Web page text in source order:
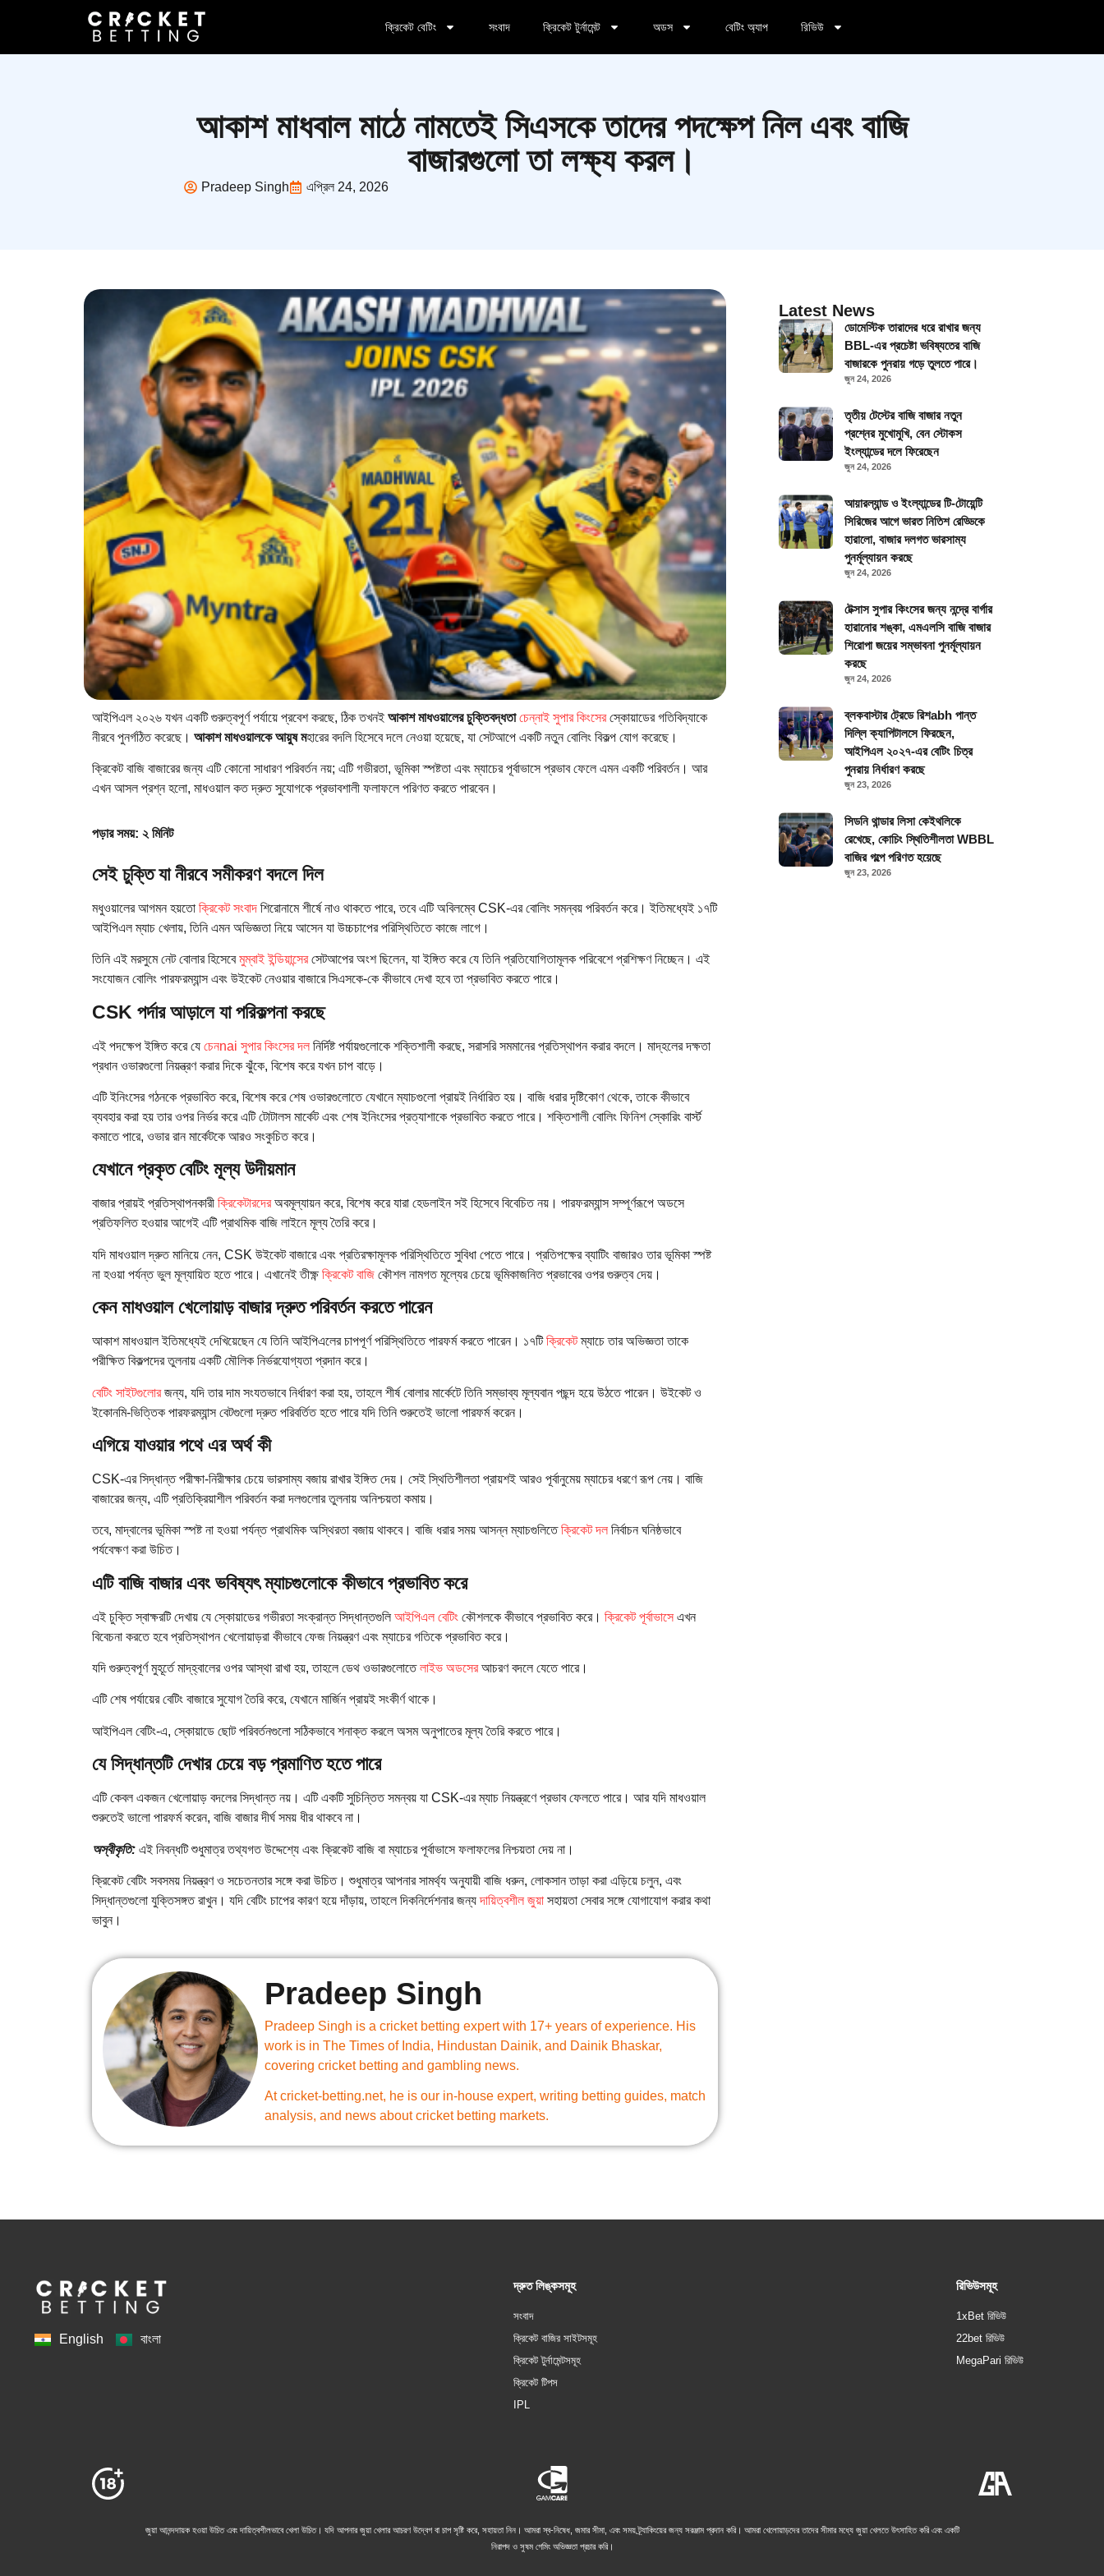
ক্রিকেট বেটিং সংবাদ ক্রিকেট টুর্নামেন্ট অডস বেটিং অ্যাপ রিভিউ
আকাশ মাধবাল মাঠে নামতেই সিএসকে তাদের পদক্ষেপ নিল এবং বাজি
বাজারগুলো তা লক্ষ্য করল।
Pradeep Singh এপ্রিল 24, 2026
আইপিএল ২০২৬ যখন একটি গুরুত্বপূর্ণ পর্যায়ে প্রবেশ করছে, ঠিক তখনই আকাশ মাধওয়ালের চুক্তিবদ্ধতা চেন্নাই সুপার কিংসেরস্কোয়াডের গতিবিদ্যাকে
নীরবে পুনর্গঠিত করেছে। আকাশ মাধওয়ালকে আয়ুষ মহারের বদলি হিসেবে দলে নেওয়া হয়েছে, যা সেটআপে একটি নতুন বোলিং বিকল্প যোগ করেছে।
ক্রিকেট বাজি বাজারের জন্য এটি কোনো সাধারণ পরিবর্তন নয়; এটি গভীরতা, ভূমিকা স্পষ্টতা এবং ম্যাচের পূর্বাভাসে প্রভাব ফেলে এমন একটি পরিবর্তন। আর
এখন আসল প্রশ্ন হলো, মাধওয়াল কত দ্রুত সুযোগকে প্রভাবশালী ফলাফলে পরিণত করতে পারবেন।
পড়ার সময়: ২ মিনিট
সেই চুক্তি যা নীরবে সমীকরণ বদলে দিল
মধুওয়ালের আগমন হয়তো ক্রিকেট সংবাদ শিরোনামে শীর্ষে নাও থাকতে পারে, তবে এটি অবিলম্বে CSK-এর বোলিং সমন্বয় পরিবর্তন করে। ইতিমধ্যেই ১৭টি
আইপিএল ম্যাচ খেলায়, তিনি এমন অভিজ্ঞতা নিয়ে আসেন যা উচ্চচাপের পরিস্থিতিতে কাজে লাগে।
তিনি এই মরসুমে নেট বোলার হিসেবেমুম্বাই ইন্ডিয়ান্সেরসেটআপের অংশ ছিলেন, যা ইঙ্গিত করে যে তিনি প্রতিযোগিতামূলক পরিবেশে প্রশিক্ষণ নিচ্ছেন। এই
সংযোজন বোলিং পারফরম্যান্স এবং উইকেট নেওয়ার বাজারে সিএসকে-কে কীভাবে দেখা হবে তা প্রভাবিত করতে পারে।
CSK পর্দার আড়ালে যা পরিকল্পনা করছে
এই পদক্ষেপ ইঙ্গিত করে যে চেনnai সুপার কিংসের দল নির্দিষ্ট পর্যায়গুলোকে শক্তিশালী করছে, সরাসরি সমমানের প্রতিস্থাপন করার বদলে। মাদ্‌হলের দক্ষতা
প্রধান ওভারগুলো নিয়ন্ত্রণ করার দিকে ঝুঁকে, বিশেষ করে যখন চাপ বাড়ে।
এটি ইনিংসের গঠনকে প্রভাবিত করে, বিশেষ করে শেষ ওভারগুলোতে যেখানে ম্যাচগুলো প্রায়ই নির্ধারিত হয়। বাজি ধরার দৃষ্টিকোণ থেকে, তাকে কীভাবে
ব্যবহার করা হয় তার ওপর নির্ভর করে এটি টোটালস মার্কেট এবং শেষ ইনিংসের প্রত্যাশাকে প্রভাবিত করতে পারে। শক্তিশালী বোলিং ফিনিশ স্কোরিং বার্স্ট
কমাতে পারে, ওভার রান মার্কেটকে আরও সংকুচিত করে।
যেখানে প্রকৃত বেটিং মূল্য উদীয়মান
বাজার প্রায়ই প্রতিস্থাপনকারী ক্রিকেটারদেরঅবমূল্যায়ন করে, বিশেষ করে যারা হেডলাইন সই হিসেবে বিবেচিত নয়। পারফরম্যান্স সম্পূর্ণরূপে অডসে
প্রতিফলিত হওয়ার আগেই এটি প্রাথমিক বাজি লাইনে মূল্য তৈরি করে।
যদি মাধওয়াল দ্রুত মানিয়ে নেন, CSK উইকেট বাজারে এবং প্রতিরক্ষামূলক পরিস্থিতিতে সুবিধা পেতে পারে। প্রতিপক্ষের ব্যাটিং বাজারও তার ভূমিকা স্পষ্ট
না হওয়া পর্যন্ত ভুল মূল্যায়িত হতে পারে। এখানেই তীক্ষ্ণক্রিকেট বাজি কৌশল নামগত মূল্যের চেয়ে ভূমিকাজনিত প্রভাবের ওপর গুরুত্ব দেয়।
কেন মাধওয়াল খেলোয়াড় বাজার দ্রুত পরিবর্তন করতে পারেন
আকাশ মাধওয়াল ইতিমধ্যেই দেখিয়েছেন যে তিনি আইপিএলের চাপপূর্ণ পরিস্থিতিতে পারফর্ম করতে পারেন। ১৭টিক্রিকেটম্যাচে তার অভিজ্ঞতা তাকে
পরীক্ষিত বিকল্পদের তুলনায় একটি মৌলিক নির্ভরযোগ্যতা প্রদান করে।
বেটিং সাইটগুলোরজন্য, যদি তার দাম সংযতভাবে নির্ধারণ করা হয়, তাহলে শীর্ষ বোলার মার্কেটে তিনি সম্ভাব্য মূল্যবান পছন্দ হয়ে উঠতে পারেন। উইকেট ও
ইকোনমি-ভিত্তিক পারফরম্যান্স বেটগুলো দ্রুত পরিবর্তিত হতে পারে যদি তিনি শুরুতেই ভালো পারফর্ম করেন।
এগিয়ে যাওয়ার পথে এর অর্থ কী
CSK-এর সিদ্ধান্ত পরীক্ষা-নিরীক্ষার চেয়ে ভারসাম্য বজায় রাখার ইঙ্গিত দেয়। সেই স্থিতিশীলতা প্রায়শই আরও পূর্বানুমেয় ম্যাচের ধরণে রূপ নেয়। বাজি
বাজারের জন্য, এটি প্রতিক্রিয়াশীল পরিবর্তন করা দলগুলোর তুলনায় অনিশ্চয়তা কমায়।
তবে, মাদ্বালের ভূমিকা স্পষ্ট না হওয়া পর্যন্ত প্রাথমিক অস্থিরতা বজায় থাকবে। বাজি ধরার সময় আসন্ন ম্যাচগুলিতেক্রিকেট দল নির্বাচন ঘনিষ্ঠভাবে
পর্যবেক্ষণ করা উচিত।
এটি বাজি বাজার এবং ভবিষ্যৎ ম্যাচগুলোকে কীভাবে প্রভাবিত করে
এই চুক্তি স্বাক্ষরটি দেখায় যে স্কোয়াডের গভীরতা সংক্রান্ত সিদ্ধান্তগুলিআইপিএল বেটিং কৌশলকে কীভাবে প্রভাবিত করে। ক্রিকেট পূর্বাভাসে এখন
বিবেচনা করতে হবে প্রতিস্থাপন খেলোয়াড়রা কীভাবে ফেজ নিয়ন্ত্রণ এবং ম্যাচের গতিকে প্রভাবিত করে।
যদি গুরুত্বপূর্ণ মুহূর্তে মাদ্‌হ্বালের ওপর আস্থা রাখা হয়, তাহলে ডেথ ওভারগুলোতেলাইভ অডসেরআচরণ বদলে যেতে পারে।
এটি শেষ পর্যায়ের বেটিং বাজারে সুযোগ তৈরি করে, যেখানে মার্জিন প্রায়ই সংকীর্ণ থাকে।
আইপিএল বেটিং-এ, স্কোয়াডে ছোট পরিবর্তনগুলো সঠিকভাবে শনাক্ত করলে অসম অনুপাতের মূল্য তৈরি করতে পারে।
যে সিদ্ধান্তটি দেখার চেয়ে বড় প্রমাণিত হতে পারে
এটি কেবল একজন খেলোয়াড় বদলের সিদ্ধান্ত নয়। এটি একটি সুচিন্তিত সমন্বয় যা CSK-এর ম্যাচ নিয়ন্ত্রণে প্রভাব ফেলতে পারে। আর যদি মাধওয়াল
শুরুতেই ভালো পারফর্ম করেন, বাজি বাজার দীর্ঘ সময় ধীর থাকবে না।
অস্বীকৃতি: এই নিবন্ধটি শুধুমাত্র তথ্যগত উদ্দেশ্যে এবং ক্রিকেট বাজি বা ম্যাচের পূর্বাভাসে ফলাফলের নিশ্চয়তা দেয় না।
ক্রিকেট বেটিং সবসময় নিয়ন্ত্রণ ও সচেতনতার সঙ্গে করা উচিত। শুধুমাত্র আপনার সামর্থ্য অনুযায়ী বাজি ধরুন, লোকসান তাড়া করা এড়িয়ে চলুন, এবং
সিদ্ধান্তগুলো যুক্তিসঙ্গত রাখুন। যদি বেটিং চাপের কারণ হয়ে দাঁড়ায়, তাহলে দিকনির্দেশনার জন্যদায়িত্বশীল জুয়া সহায়তা সেবার সঙ্গে যোগাযোগ করার কথা
ভাবুন।
Pradeep Singh
Pradeep Singh is a cricket betting expert with 17+ years of experience. His
work is in The Times of India, Hindustan Dainik, and Dainik Bhaskar,
covering cricket betting and gambling news.
At cricket-betting.net, he is our in-house expert, writing betting guides, match
analysis, and news about cricket betting markets.
Latest News
ডোমেস্টিক তারাদের ধরে রাখার জন্য
BBL-এর প্রচেষ্টা ভবিষ্যতের বাজি
বাজারকে পুনরায় গড়ে তুলতে পারে।
জুন 24, 2026
তৃতীয় টেস্টের বাজি বাজার নতুন
প্রশ্নের মুখোমুখি, বেন স্টোকস
ইংল্যান্ডের দলে ফিরেছেন
জুন 24, 2026
আয়ারল্যান্ড ও ইংল্যান্ডের টি-টোয়েন্টি
সিরিজের আগে ভারত নিতিশ রেড্ডিকে
হারালো, বাজার দলগত ভারসাম্য
পুনর্মূল্যায়ন করছে
জুন 24, 2026
টেক্সাস সুপার কিংসের জন্য নন্দ্রে বার্গার
হারানোর শঙ্কা, এমএলসি বাজি বাজার
শিরোপা জয়ের সম্ভাবনা পুনর্মূল্যায়ন
করছে
জুন 24, 2026
ব্লকবাস্টার ট্রেডে রিশabh পান্ত
দিল্লি ক্যাপিটালসে ফিরছেন,
আইপিএল ২০২৭-এর বেটিং চিত্র
পুনরায় নির্ধারণ করছে
জুন 23, 2026
সিডনি থান্ডার লিসা কেইথলিকে
রেখেছে, কোচিং স্থিতিশীলতা WBBL
বাজির গল্পে পরিণত হয়েছে
জুন 23, 2026
English বাংলা
দ্রুত লিঙ্কসমূহ
সংবাদ
ক্রিকেট বাজির সাইটসমূহ
ক্রিকেট টুর্নামেন্টসমূহ
ক্রিকেট টিপস
IPL
রিভিউসমূহ
1xBet রিভিউ
22bet রিভিউ
MegaPari রিভিউ
জুয়া আনন্দদায়ক হওয়া উচিত এবং দায়িত্বশীলভাবে খেলা উচিত। যদি আপনার জুয়া খেলার আচরণ উদ্বেগ বা চাপ সৃষ্টি করে, সহায়তা নিন। আমরা স্ব-নিষেধ, জমার সীমা, এবং সময় ট্র্যাকিংয়ের জন্য সরঞ্জাম প্রদান করি। আমরা খেলোয়াড়দের তাদের সীমার মধ্যে জুয়া খেলতে উৎসাহিত করি এবং একটি
নিরাপদ ও সুষম গেমিং অভিজ্ঞতা প্রচার করি।